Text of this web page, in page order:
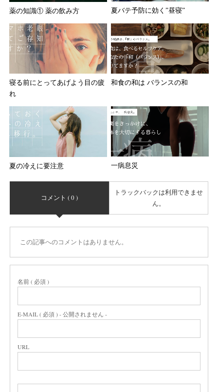
薬の知識① 薬の飲み方 夏バテ予防に効く”昼寝”
寝る前にとってあげよう目の疲
れ
和食の和は バランスの和
夏の冷えに要注意 一病息災
コメント ( 0 )
トラックバックは利用できませ
ん。
この記事へのコメントはありません。
名前 ( 必須 )
E-MAIL ( 必須 ) - 公開されません -
URL